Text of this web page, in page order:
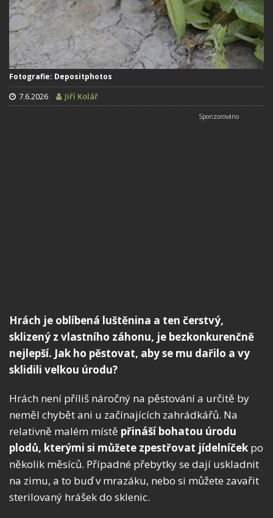
Fotografie: Depositphotos
7.6.2026 Jiří Kolář
Hrách je oblíbená luštěnina a ten čerstvý,
sklizený z vlastního záhonu, je bezkonkurenčně
nejlepší. Jak ho pěstovat, aby se mu dařilo a vy
sklidili velkou úrodu?
Hrách není příliš náročný na pěstování a určitě by
neměl chybět ani u začínajících zahrádkářů. Na
relativně malém místě přináší bohatou úrodu
plodů, kterými si můžete zpestřovat jídelníček po
několik měsíců. Případné přebytky se dají uskladnit
na zimu, a to buď v mrazáku, nebo si můžete zavařit
sterilovaný hrášek do sklenic.